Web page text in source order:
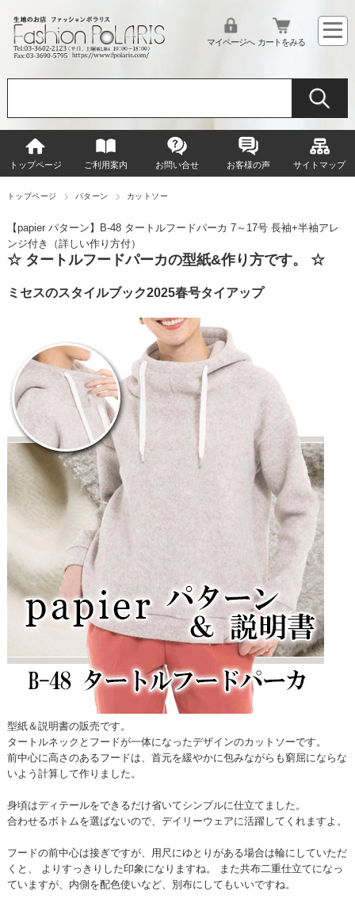
マイページへ カートをみる
トップページ ご利用案内 お問い合せ お客様の声 サイトマップ
トップページ パターン カットソー
【papier パターン】B-48 タートルフードパーカ 7～17号 長袖+半袖アレ
ンジ付き（詳しい作り方付）
☆ タートルフードパーカの型紙&作り方です。 ☆
ミセスのスタイルブック2025春号タイアップ
型紙＆説明書の販売です。
タートルネックとフードが一体になったデザインのカットソーです。
前中心に高さのあるフードは、首元を緩やかに包みながらも窮屈にならな
いよう計算して作りました。
身頃はディテールをできるだけ省いてシンプルに仕立てました。
合わせるボトムを選ばないので、デイリーウェアに活躍してくれますよ。
フードの前中心は接ぎですが、用尺にゆとりがある場合は輪にしていただ
くと、 よりすっきりした印象になりますね。 また共布二重仕立てになっ
ていますが、内側を配色使いなど、別布にしてもいいですね。